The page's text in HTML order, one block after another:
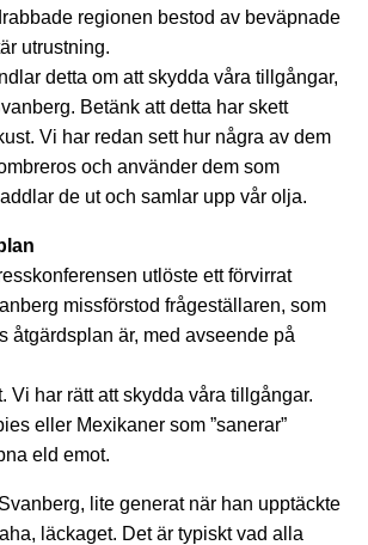
regionen bestod av beväpnade
utrustning.
detta om att skydda våra tillgångar,
Betänk att detta har skett
Vi har redan sett hur några av dem
och använder dem som
de ut och samlar upp vår olja.
utlöste ett förvirrat
missförstod frågeställaren, som
åtgärdsplan är, med avseende på
Vi har rätt att skydda våra tillgångar.
eller Mexikaner som ”sanerar”
eld emot.
lite generat när han upptäckte
läckaget. Det är typiskt vad alla